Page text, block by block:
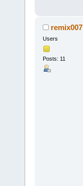
remix007
Users
Posts: 11